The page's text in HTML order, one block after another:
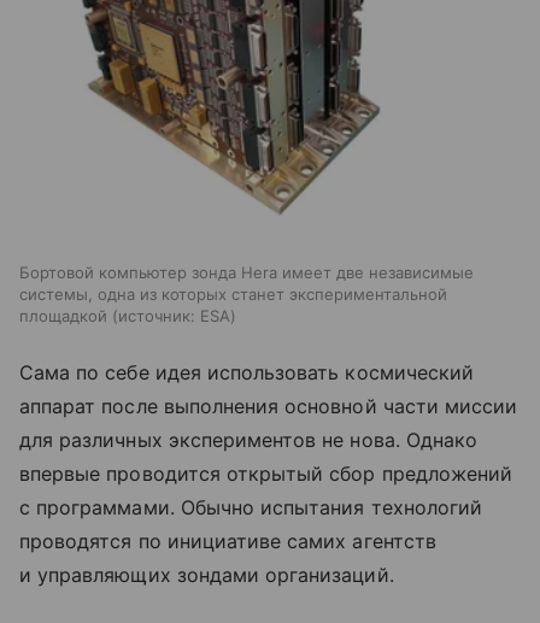
Бортовой компьютер зонда Hera имеет две независимые
системы, одна из которых станет экспериментальной
площадкой
источник: ESA
Сама по себе идея использовать космический
аппарат после выполнения основной части миссии
для различных экспериментов не нова. Однако
впервые проводится открытый сбор предложений
с программами. Обычно испытания технологий
проводятся по инициативе самих агентств
и управляющих зондами организаций.